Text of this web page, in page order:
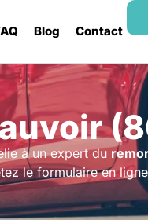
Blog Contact
à un expert du
le formulaire en